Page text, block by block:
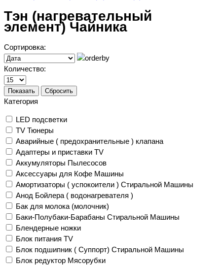
Тэн (нагревательный
элемент) Чайника
Сортировка:
Количество:
Показать Сбросить
Категория
LED подсветки
TV Тюнеры
Аварийные ( предохранительные ) клапана
Адаптеры и приставки TV
Аккумуляторы Пылесосов
Аксессуары для Кофе Машины
Амортизаторы ( успокоители ) Стиральной Машины
Анод Бойлера ( водонагревателя )
Бак для молока (молочник)
Баки-Полубаки-Барабаны Стиральной Машины
Блендерные ножки
Блок питания TV
Блок подшипник ( Суппорт) Стиральной Машины
Блок редуктор Мясорубки